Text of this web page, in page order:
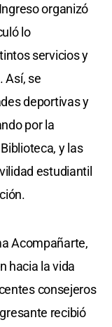
organizó
lo
servicios y
Así, se
deportivas y
por la
y las
estudiantil
Acompañarte,
hacia la vida
consejeros
recibió